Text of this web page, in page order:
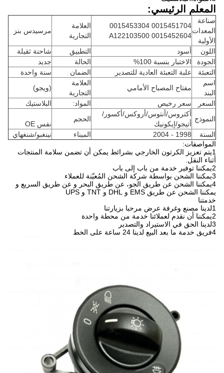
المعلم الرئيسي:
صناعة
المعدات
الأولية
0015451704 0015453304
0015452604 A122103500
العلامة
التجارية
مرسيدس بنز
اللون أسود التطبيق
شاحنة ثقيلة
الجودة
الاختبار بنسبة 100% الحالة
جديد
التعبئة
علبة التعبئة العادية للتصدير الضمان
سنة واحدة
اسم
البند
مفتاح المصباح الأمامي
العلامة
التجارية
(ويجو)
السعر
سعر رخيص المواد:
البلاستيك
النموذج
أكتروس/أنتوس/أروكس/أكسور/
أتيجو/إيكونيك
الحجم
نفس OE
السنة
1998 - 2004 الميناء
نينغبو/شنغهاي
المواصفات:
1يتم تعزيز الكرتون الخارجي بشرائط يمكن أن تضمن سلامة المنتجات
أثناء النقل.
2يمكننا توفير خدمة من باب إلى باب
3يمكننا الشحن بواسطة شركة الشحن المُعيّنة للعملاء
4يمكننا الشحن عن طريق الجو، عن طريق البحر و عن طريق السريع و
يمكننا الشحن عن طريق EMS و DHL و TNT و UPS
خدمتنا
1لدينا مصنع وغرفة عرض مرحبا بزيارتنا
2يمكننا أن نقدم لعملائنا خدمة من محطة واحدة
3لدينا الحق في الاستيراد والتصدير
4فريق خدمة ما بعد البيع لدينا 24 ساعة على الخط